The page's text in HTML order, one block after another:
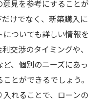
見を参考にすることが
けでなく、新築購入に
ついても詳しい情報を
交渉のタイミングや、
、個別のニーズにあっ
とができるでしょう。
れることで、ローンの